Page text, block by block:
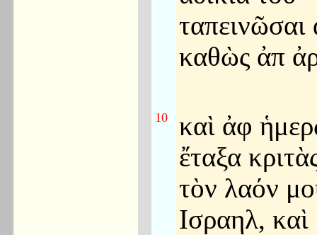
ταπεινῶσαι
καθὼς ἀπ
10
καὶ ἀφ
ἔταξα
τὸν λαόν
Ισραηλ, καὶ